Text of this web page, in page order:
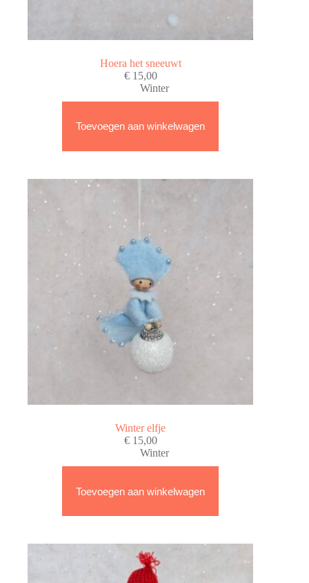
Hoera het sneeuwt
€15,00
Winter
Toevoegen aan winkelwagen
Winter elfje
€15,00
Winter
Toevoegen aan winkelwagen